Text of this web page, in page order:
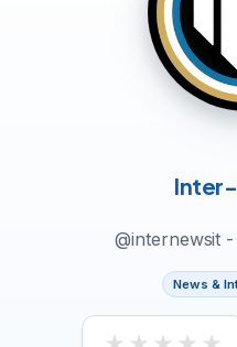
@internewsit
News &